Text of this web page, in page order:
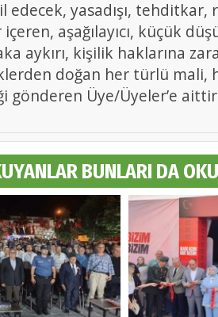
edecek, yasadışı, tehditkar,
aşağılayıcı, küçük
aykırı, kişilik haklarına
doğan her türlü mali,
gönderen Üye/Üyeler’e
BUNLARI DA